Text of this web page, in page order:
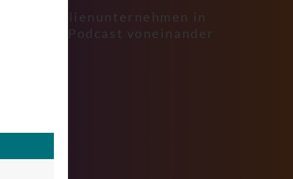
Familienunternehmen in
Business Podcast voneinander